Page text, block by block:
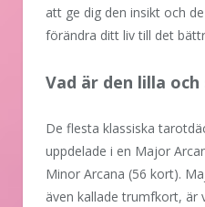
att ge dig den insikt och
förändra ditt liv till det
Vad är den lilla
De flesta klassiska
uppdelade i en Major
Minor Arcana (56 kort).
även kallade trumfkort, är